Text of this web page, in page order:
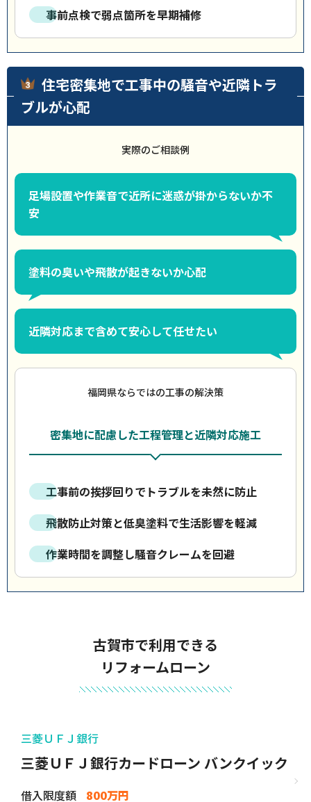
事前点検で弱点箇所を早期補修
住宅密集地で工事中の騒音や近隣トラ
ブルが心配
実際のご相談例
足場設置や作業音で近所に迷惑が掛からないか不
安
塗料の臭いや飛散が起きないか心配
近隣対応まで含めて安心して任せたい
福岡県ならではの工事の解決策
密集地に配慮した工程管理と近隣対応施工
工事前の挨拶回りでトラブルを未然に防止
飛散防止対策と低臭塗料で生活影響を軽減
作業時間を調整し騒音クレームを回避
古賀市で利用できる
リフォームローン
三菱ＵＦＪ銀行
三菱ＵＦＪ銀行カードローン バンクイック
借入限度額
800万円